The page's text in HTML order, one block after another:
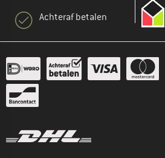
Achteraf betalen